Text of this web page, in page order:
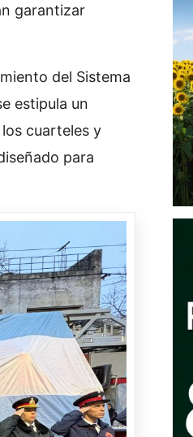
garantizar
del Sistema
estipula un
cuarteles y
para